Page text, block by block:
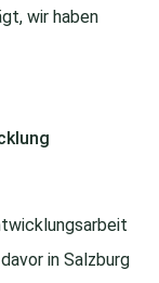
wir haben
in Salzburg